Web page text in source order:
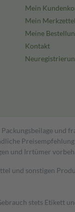
Mein
Mein Merkzettel
Meine
Kontakt
Preisempfehlung
und Irrtümer
und sonstigen
stets Etikett